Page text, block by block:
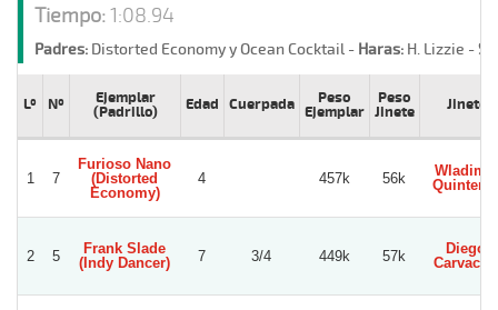
Tiempo:1:08.94
Padres: Distorted Economy y Ocean Cocktail - Haras: H. Lizzie -
Lº Nº
Ejemplar
(Padrillo)
Edad Cuerpada
Peso
Ejemplar
Peso
Jinete
Jinete
1 7
Furioso Nano
(Distorted
Economy)
4 457k 56k
Wladimir
2 5
Frank Slade
(Indy Dancer)
7 3/4 449k 57k
Diego
Carvacho